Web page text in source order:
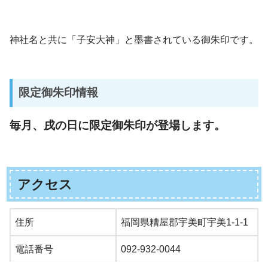
神社名と共に「子安大神」と墨書されている御朱印です。
限定御朱印情報
毎月、戌の日に限定御朱印が登場します。
アクセス
住所 福岡県糟屋郡宇美町宇美1-1-1
電話番号 092-932-0044